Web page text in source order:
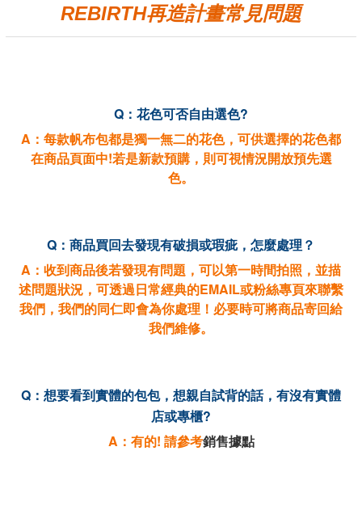
REBIRTH再造計畫常見問題
Q：花色可否自由選色?
A ：每款帆布包都是獨一無二的花色，可供選擇的花色都
在商品頁面中!若是新款預購，則可視情況開放預先選
色。
Q ：商品買回去發現有破損或瑕疵，怎麼處理？
A ：收到商品後若發現有問題，可以第一時間拍照，並描
述問題狀況，可透過日常經典的EMAIL或粉絲專頁來聯繫
我們，我們的同仁即會為你處理！必要時可將商品寄回給
我們維修。
Q ：想要看到實體的包包，想親自試背的話，有沒有實體
店或專櫃?
A ：有的! 請參考銷售據點